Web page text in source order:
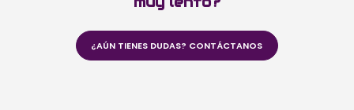
¿AÚN TIENES DUDAS? CONTÁCTANOS